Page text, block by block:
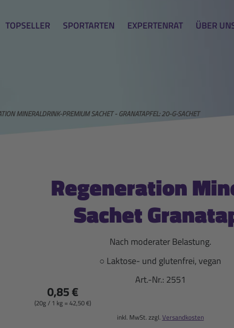
TOPSELLER SPORTARTEN EXPERTENRAT ÜBER
MINERALDRINK-PREMIUM SACHET - GRANATAPFEL: 20-G-SACHET
Regeneration
Sachet
Nach moderater Belastung.
○ Laktose- und glutenfrei, vegan
Art.-Nr.: 2551
0,85 €
(20g / 1 kg = 42,50 €)
inkl. MwSt. zzgl. Versandkosten